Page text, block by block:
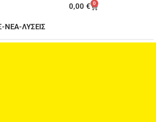
0,00€ 0
Cart
ΝΕΑ-ΛΥΣΕΙΣ